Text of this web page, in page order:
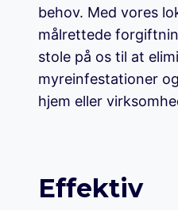
behov. Med vores
målrettede
stole på os til at
myreinfestationer
hjem eller
Effektiv